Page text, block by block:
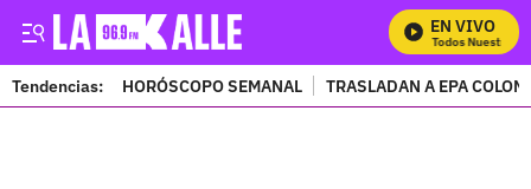
EN VIVO
Mira Todos Nuestros
Tendencias: HORÓSCOPO SEMANAL TRASLADAN A EPA